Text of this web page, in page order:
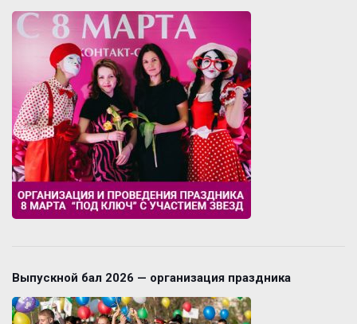
Выпускной бал 2026 — организация праздника